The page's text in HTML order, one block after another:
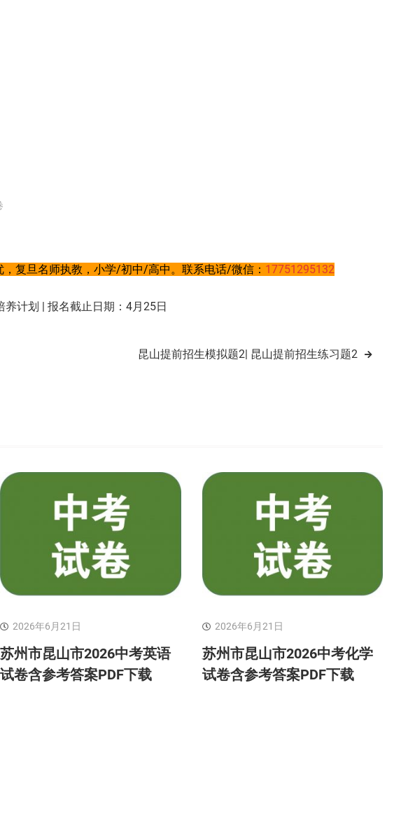
复旦名师执教，小学/初中/高中。联系电话/微信： 17751295132
计划 | 报名截止日期：4月25日
昆山提前招生模拟题2| 昆山提前招生练习题2
2026年6月21日
苏州市昆山市2026中考英语
试卷含参考答案PDF下载
2026年6月21日
苏州市昆山市2026中考化学
试卷含参考答案PDF下载